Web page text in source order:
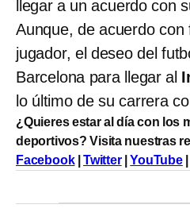
llegar a un acuerdo con
Aunque, de acuerdo con
jugador, el deseo del
Barcelona para llegar al
lo último de su carrera
¿Quieres estar al día con los
deportivos? Visita nuestras
Facebook|Twitter|YouTube